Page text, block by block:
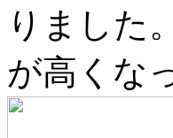
りました
が高くな